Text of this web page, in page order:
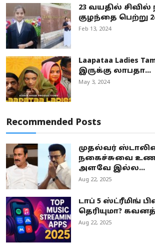
23 வயதில் சிவில்
குழந்தை பெற்று
Feb 13, 2024
Laapataa Ladies
இருக்கு லாபதா...
May 3, 2024
Recommended Posts
முதல்வர்
நகைச்சுவை
அளவே இல்ல...
Aug 22, 2025
டாப் 5 ஸ்ட்ரீமிங்
தெரியுமா?
Aug 22, 2025